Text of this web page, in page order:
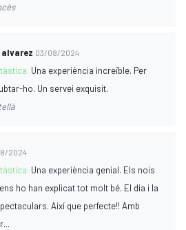
03/08/2024
Una experiència increïble. Per
ho. Un servei exquisit.
2024
Una experiència genial. Els nois
ho han explicat tot molt bé. El dia i la
Així que perfecte!! Amb